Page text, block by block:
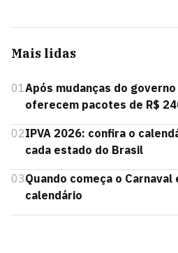
Mais lidas
01Após mudanças do
oferecem pacotes de R$
02IPVA 2026: confira o
cada estado do Brasil
03Quando começa o Carnaval
calendário